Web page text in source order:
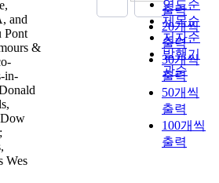
and
Pont
&
in-
Wes
연도순
제목순
저자순
발행기
관순
출력
20개씩
출력
30개씩
출력
50개씩
출력
100개씩
출력